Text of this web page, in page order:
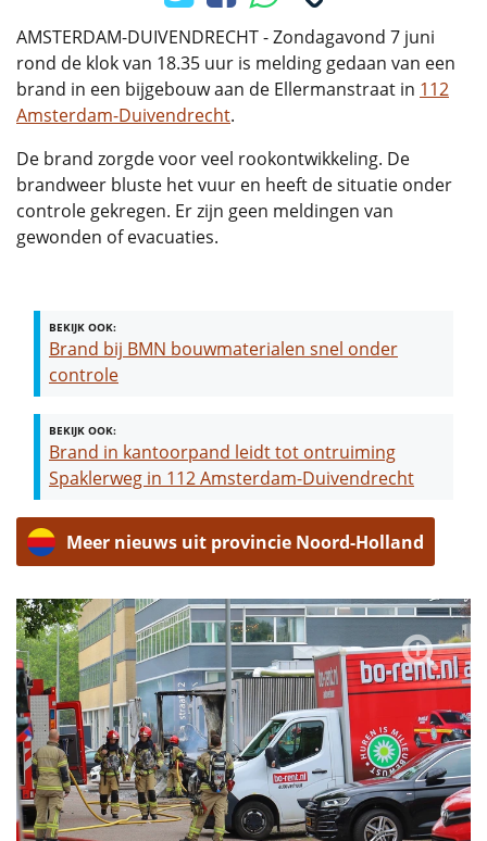
AMSTERDAM-DUIVENDRECHT - Zondagavond 7 juni
rond de klok van 18.35 uur is melding gedaan van een
brand in een bijgebouw aan de Ellermanstraat in 112
Amsterdam-Duivendrecht.
De brand zorgde voor veel rookontwikkeling. De
brandweer bluste het vuur en heeft de situatie onder
controle gekregen. Er zijn geen meldingen van
gewonden of evacuaties.
BEKIJK OOK:
Brand bij BMN bouwmaterialen snel onder
controle
BEKIJK OOK:
Brand in kantoorpand leidt tot ontruiming
Spaklerweg in 112 Amsterdam-Duivendrecht
Meer nieuws uit provincie Noord-Holland